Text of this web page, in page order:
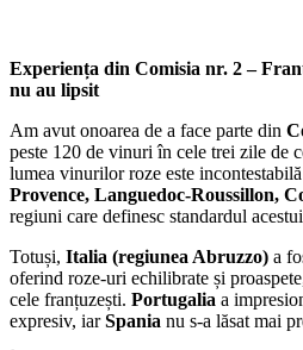
Experiența din Comisia nr. 2 –
nu au lipsit
Am avut onoarea de a face parte din
peste 120 de vinuri în cele trei zile de
lumea vinurilor roze este
Provence, Languedoc-Roussillon,
regiuni care definesc standardul
Totuși, Italia (regiunea Abruzzo) a
oferind roze-uri echilibrate și
cele franțuzești. Portugalia a
expresiv, iarSpania nu s-a lăsat mai